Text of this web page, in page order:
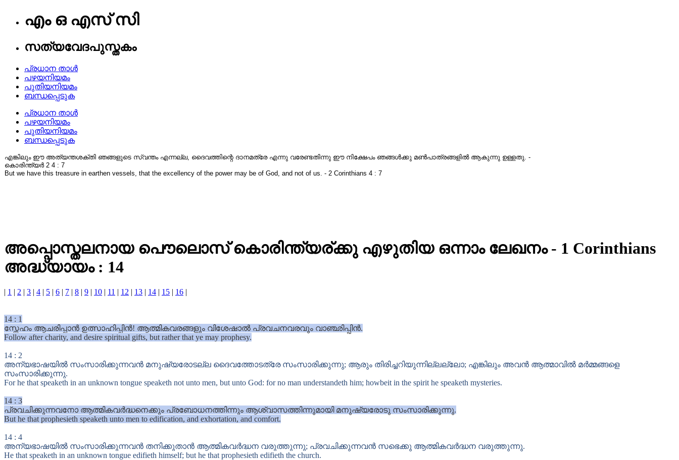
എം ഒ എസ് സി
സത്യവേദപുസ്തകം
പ്രധാന താൾ
പഴയനിയമം
പുതിയനിയമം
ബന്ധപ്പെടുക
പ്രധാന താൾ
പഴയനിയമം
പുതിയനിയമം
ബന്ധപ്പെടുക
അപ്പൊസ്തലനായ പൌലൊസ് കൊരിന്ത്യര്ക്കു എഴുതിയ ഒന്നാം ലേഖനം- 1 Corinthians
അദ്ധ്യായം : 14
| 1 | 2 | 3 | 4 | 5 | 6 | 7 | 8 | 9 | 10 | 11 | 12 | 13 | 14 | 15 | 16 |
14 : 1
സ്നേഹം ആചരിപ്പാൻ ഉത്സാഹിപ്പിൻ! ആത്മികവരങ്ങളും വിശേഷാൽ പ്രവചനവരവും വാഞ്ഛിപ്പിൻ.
Follow after charity, and desire spiritual gifts, but rather that ye may prophesy.
14 : 2
അന്യഭാഷയിൽ സംസാരിക്കുന്നവൻ മനുഷ്യരോടല്ല ദൈവത്തോടത്രേ സംസാരിക്കുന്നു; ആരും തിരിച്ചറിയുന്നില്ലല്ലോ; എങ്കിലും അവൻ ആത്മാവിൽ മർമ്മങ്ങളെ
സംസാരിക്കുന്നു.
For he that speaketh in an unknown tongue speaketh not unto men, but unto God: for no man understandeth him; howbeit in the spirit he speaketh mysteries.
14 : 3
പ്രവചിക്കുന്നവനോ ആത്മികവർദ്ധനെക്കും പ്രബോധനത്തിന്നും ആശ്വാസത്തിന്നുമായി മനുഷ്യരോടു സംസാരിക്കുന്നു.
But he that prophesieth speaketh unto men to edification, and exhortation, and comfort.
14 : 4
അന്യഭാഷയിൽ സംസാരിക്കുന്നവൻ തനിക്കുതാൻ ആത്മികവർദ്ധന വരുത്തുന്നു; പ്രവചിക്കുന്നവൻ സഭെക്കു ആത്മികവർദ്ധന വരുത്തുന്നു.
He that speaketh in an unknown tongue edifieth himself; but he that prophesieth edifieth the church.